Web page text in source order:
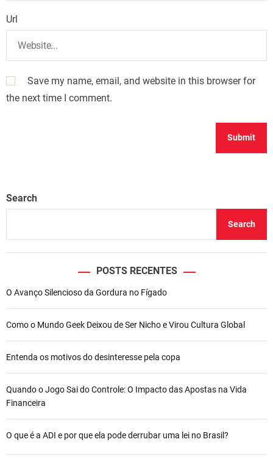
Url
Save my name, email, and website in this browser for
the next time I comment.
Search
Search
POSTS RECENTES
O Avanço Silencioso da Gordura no Fígado
Como o Mundo Geek Deixou de Ser Nicho e Virou Cultura Global
Entenda os motivos do desinteresse pela copa
Quando o Jogo Sai do Controle: O Impacto das Apostas na Vida
Financeira
O que é a ADI e por que ela pode derrubar uma lei no Brasil?